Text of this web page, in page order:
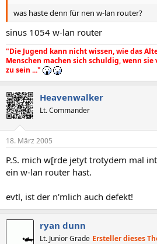
was haste denn für nen w-lan router?
sinus 1054 w-lan router
"Die Jugend kann nicht wissen, wie das
Menschen machen sich schuldig, wenn sie
zu sein ..."
Heavenwalker
Lt. Commander
18. März 2005
P.S. mich w[rde jetyt trotydem mal
ein w-lan router hast.
evtl, ist der n'mlich auch defekt!
ryan dunn
Lt. Junior Grade Ersteller dieses